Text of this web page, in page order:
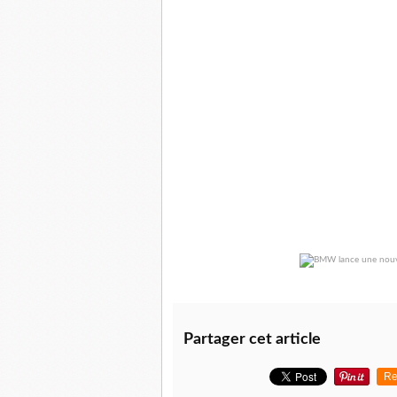
Partager cet article